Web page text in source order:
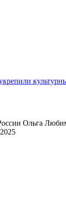
Ольга